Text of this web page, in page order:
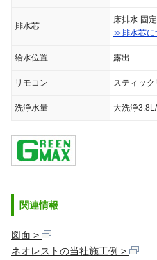
排水芯
床排水 固
≫排水芯に
給水位置 露出
リモコン スティッ
洗浄水量 大洗浄
関連情報
図面
ネオレストの当社施工例